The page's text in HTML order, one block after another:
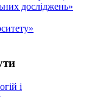
досліджень»
і